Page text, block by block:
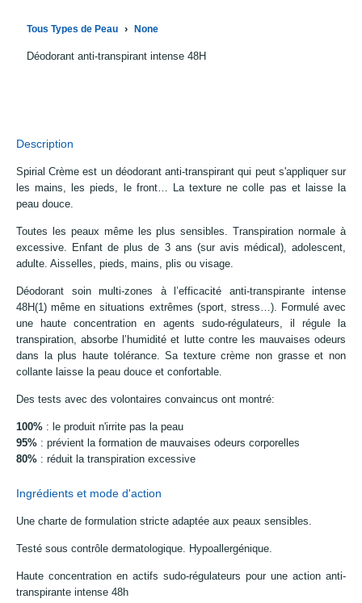
Tous Types de Peau › None
Déodorant anti-transpirant intense 48H
Description
Spirial Crème est un déodorant anti-transpirant qui peut s'appliquer sur
les mains, les pieds, le front… La texture ne colle pas et laisse la
peau douce.
Toutes les peaux même les plus sensibles. Transpiration normale à
excessive. Enfant de plus de 3 ans (sur avis médical), adolescent,
adulte. Aisselles, pieds, mains, plis ou visage.
Déodorant soin multi-zones à l’efficacité anti-transpirante intense
48H(1) même en situations extrêmes (sport, stress…). Formulé avec
une haute concentration en agents sudo-régulateurs, il régule la
transpiration, absorbe l’humidité et lutte contre les mauvaises odeurs
dans la plus haute tolérance. Sa texture crème non grasse et non
collante laisse la peau douce et confortable.
Des tests avec des volontaires convaincus ont montré:
100% : le produit n'irrite pas la peau
95% : prévient la formation de mauvaises odeurs corporelles
80% : réduit la transpiration excessive
Ingrédients et mode d'action
Une charte de formulation stricte adaptée aux peaux sensibles.
Testé sous contrôle dermatologique. Hypoallergénique.
Haute concentration en actifs sudo-régulateurs pour une action anti-
transpirante intense 48h